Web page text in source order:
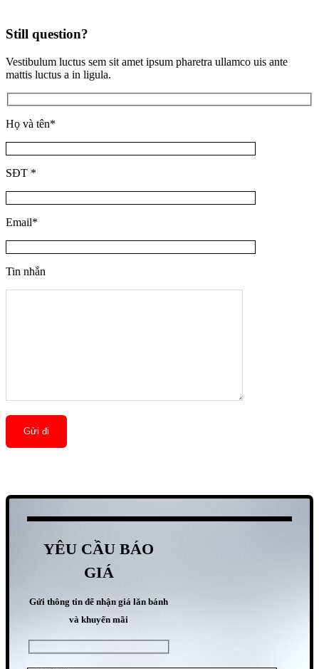
Still question?
Vestibulum luctus sem sit amet ipsum pharetra ullamco uis ante
mattis luctus a in ligula.
Họ và tên*
SĐT *
Email*
Tin nhắn
YÊU CẦU BÁO
GIÁ
Gửi thông tin để nhận giá lăn bánh
và khuyến mãi